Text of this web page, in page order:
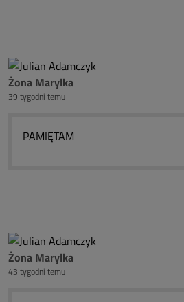
Żona Marylka
39 tygodni temu
PAMIĘTAM
Żona Marylka
43 tygodni temu